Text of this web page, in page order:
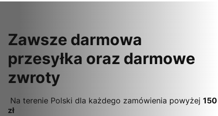
Zawsze darmowa
przesyłka oraz darmowe
zwroty
Na terenie Polski dla każdego zamówienia powyżej 150
zł